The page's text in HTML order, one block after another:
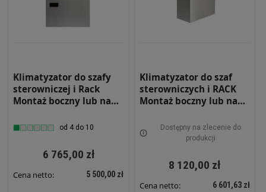
Klimatyzator do szafy
sterowniczej i Rack
Montaż boczny lub na
chłodnicza 2000W
2000-W
od 4 do 10
6 765,00 zł
Cena netto: 5 500,00 zł
Klimatyzator do szaf
sterowniczych i RACK
Montaż boczny lub na
chłodnicza 2000W
Zewnętrzny RS-KLM-
Dostępny na zlecenie do
produkcji
8 120,00 zł
Cena netto: 6 601,63 zł